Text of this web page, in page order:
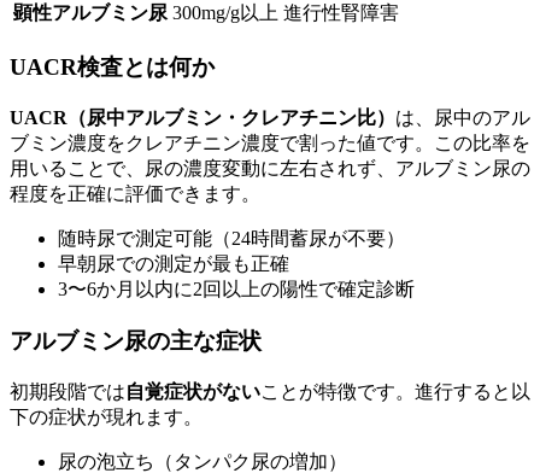
顕性アルブミン尿 300mg/g以上 進行性腎障害
UACR検査とは何か
UACR（尿中アルブミン・クレアチニン比） は、尿中のアル
ブミン濃度をクレアチニン濃度で割った値です。この比率を
用いることで、尿の濃度変動に左右されず、アルブミン尿の
程度を正確に評価できます。
随時尿で測定可能（24時間蓄尿が不要）
早朝尿での測定が最も正確
3〜6か月以内に2回以上の陽性で確定診断
アルブミン尿の主な症状
初期段階では自覚症状がないことが特徴です。進行すると以
下の症状が現れます。
尿の泡立ち（タンパク尿の増加）